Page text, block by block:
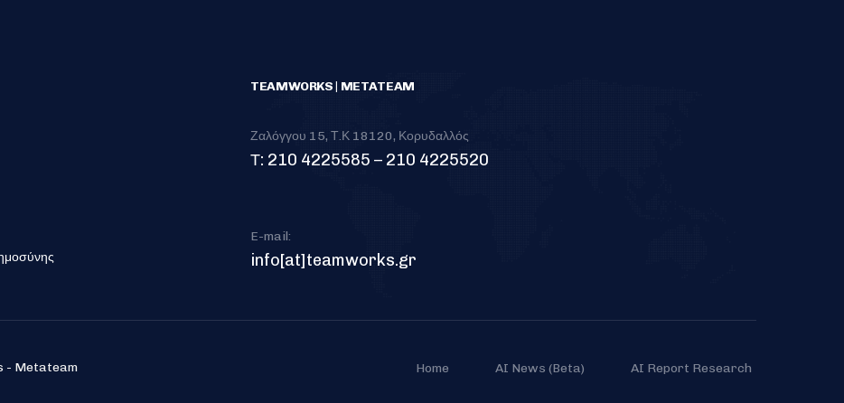
TEAMWORKS | METATEAM
Ζαλόγγου 15, Τ.Κ 18120, Κορυδαλλός
Τ: 210 4225585 – 210 4225520
E-mail:
info[at]teamworks.gr
- Metateam Home AI News (Beta) AI Report Research